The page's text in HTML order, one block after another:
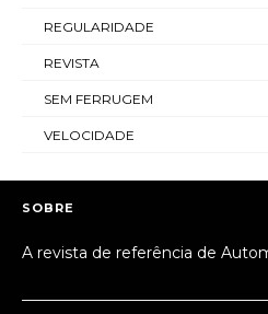
REGULARIDADE
REVISTA
SEM FERRUGEM
VELOCIDADE
SOBRE
A revista de referência de